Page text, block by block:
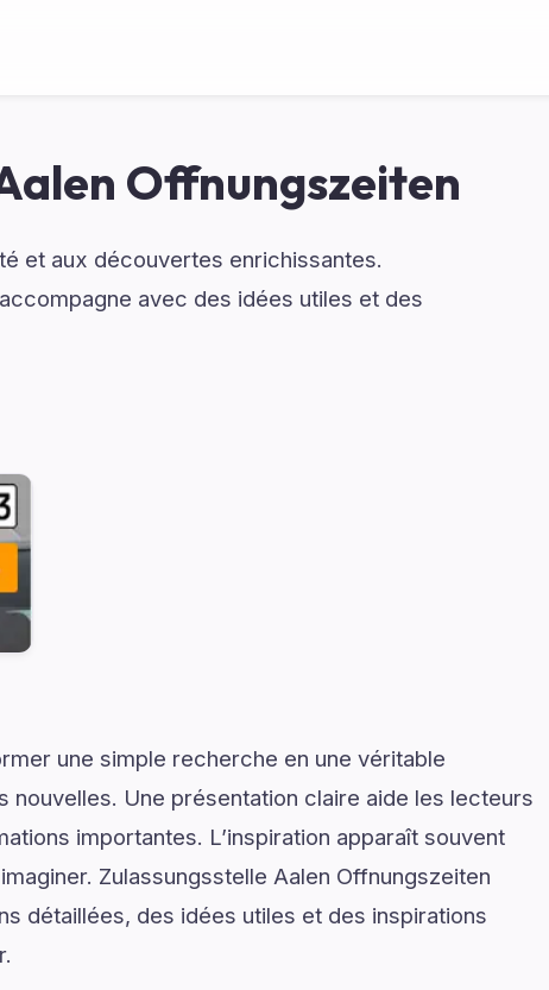
Offnungszeiten
et aux découvertes enrichissantes.
avec des idées utiles et des
une simple recherche en une véritable
Une présentation claire aide les lecteurs
importantes. L’inspiration apparaît souvent
Zulassungsstelle Aalen Offnungszeiten
détaillées, des idées utiles et des inspirations